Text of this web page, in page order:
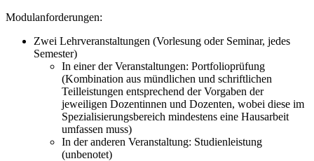
Modulanforderungen:
Zwei Lehrveranstaltungen (Vorlesung oder Seminar, jedes
Semester)
In einer der Veranstaltungen: Portfolioprüfung
(Kombination aus mündlichen und schriftlichen
Teilleistungen entsprechend der Vorgaben der
jeweiligen Dozentinnen und Dozenten, wobei diese im
Spezialisierungsbereich mindestens eine Hausarbeit
umfassen muss)
In der anderen Veranstaltung: Studienleistung
(unbenotet)